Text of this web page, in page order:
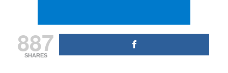
887
SHARES